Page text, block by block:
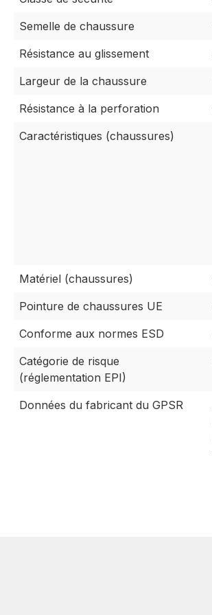
Semelle de chaussure
Résistance au glissement
Largeur de la chaussure
Résistance à la perforation
Caractéristiques (chaussures)
Matériel (chaussures)
Pointure de chaussures UE
Conforme aux normes ESD
Catégorie de risque
(réglementation EPI)
Données du fabricant du GPSR